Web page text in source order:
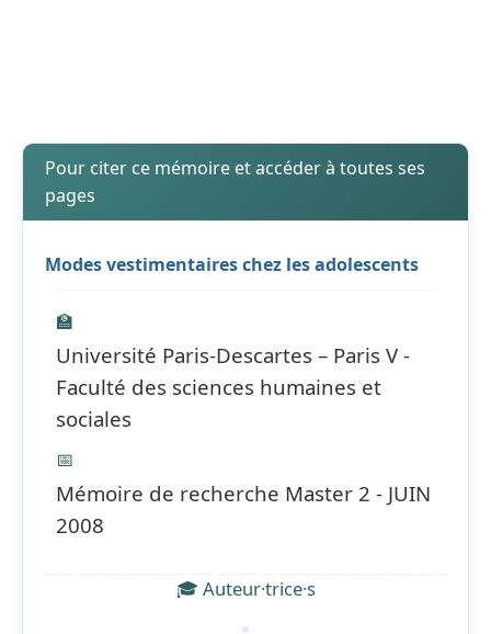
Pour citer ce mémoire et accéder à toutes ses
pages
Modes vestimentaires chez les adolescents
🏫
Université Paris-Descartes – Paris V -
Faculté des sciences humaines et
sociales
📅
Mémoire de recherche Master 2 - JUIN
2008
🎓 Auteur·trice·s